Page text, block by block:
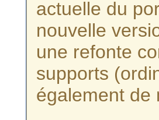
actuelle du
nouvelle
une refonte
supports
également de